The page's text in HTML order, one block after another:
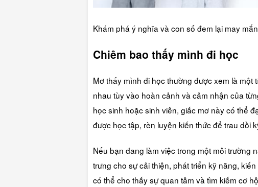
Khám phá ý nghĩa và con số đem lại may
Chiêm bao thấy mình đi học
Mơ thấy mình đi học thường được xem là
nhau tùy vào hoàn cảnh và cảm nhận của
học sinh hoặc sinh viên, giấc mơ này có thể
được học tập, rèn luyện kiến thức để trau dồi
Nếu bạn đang làm việc trong một môi trường
trưng cho sự cải thiện, phát triển kỹ năng,
có thể cho thấy sự quan tâm và tìm kiếm cơ